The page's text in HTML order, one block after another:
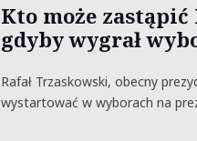
Kto może zastąpić
gdyby wygrał
Rafał Trzaskowski, obecny
wystartować w wyborach na